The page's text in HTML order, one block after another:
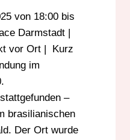
von 18:00 bis
Darmstadt |
vor Ort | Kurz
im
–
brasilianischen
Der Ort wurde